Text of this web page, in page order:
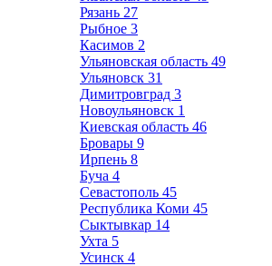
Рязань 27
Рыбное 3
Касимов 2
Ульяновская область 49
Ульяновск 31
Димитровград 3
Новоульяновск 1
Киевская область 46
Бровары 9
Ирпень 8
Буча 4
Севастополь 45
Республика Коми 45
Сыктывкар 14
Ухта 5
Усинск 4